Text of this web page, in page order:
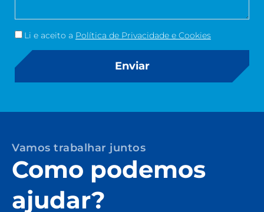
Vamos trabalhar juntos
Como podemos
ajudar?
Li e aceito a Política de Privacidade e Cookies
Enviar